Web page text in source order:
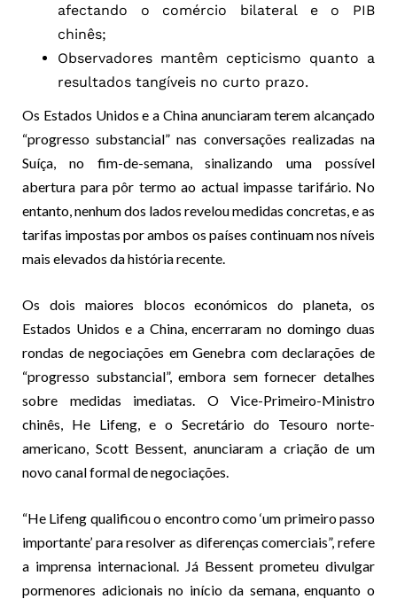
afectando o comércio bilateral e o PIB
chinês;
Observadores mantêm cepticismo quanto a
resultados tangíveis no curto prazo.
Os Estados Unidos e a China anunciaram terem alcançado
“progresso substancial” nas conversações realizadas na
Suíça, no fim-de-semana, sinalizando uma possível
abertura para pôr termo ao actual impasse tarifário. No
entanto, nenhum dos lados revelou medidas concretas, e as
tarifas impostas por ambos os países continuam nos níveis
mais elevados da história recente.
Os dois maiores blocos económicos do planeta, os
Estados Unidos e a China, encerraram no domingo duas
rondas de negociações em Genebra com declarações de
“progresso substancial”, embora sem fornecer detalhes
sobre medidas imediatas. O Vice-Primeiro-Ministro
chinês, He Lifeng, e o Secretário do Tesouro norte-
americano, Scott Bessent, anunciaram a criação de um
novo canal formal de negociações.
“He Lifeng qualificou o encontro como ‘um primeiro passo
importante’ para resolver as diferenças comerciais”, refere
a imprensa internacional. Já Bessent prometeu divulgar
pormenores adicionais no início da semana, enquanto o